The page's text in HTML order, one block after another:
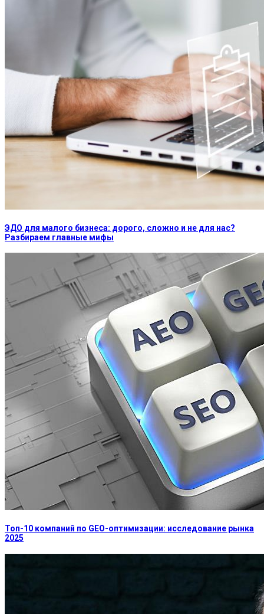
ЭДО для малого бизнеса: дорого, сложно и не для нас?
Разбираем главные мифы
Топ-10 компаний по GEO-оптимизации: исследование рынка
2025